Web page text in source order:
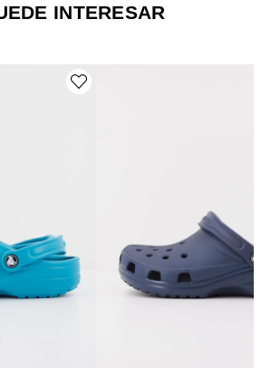
INTERESAR